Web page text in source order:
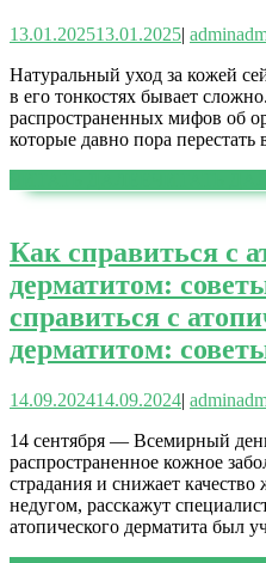
13.01.202513.01.2025| admin
Натуральный уход за кожей
в его тонкостях бывает
распространенных мифов об
которые давно пора перестать
Как справиться с
дерматитом:
справиться с
дерматитом:
14.09.202414.09.2024| admin
14 сентября — Всемирный
распространенное кожное
страдания и снижает
недугом, расскажут
атопического дерматита был